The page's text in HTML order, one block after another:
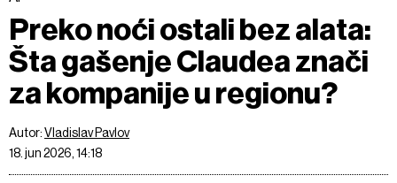
Preko noći ostali bez alata:
Šta gašenje Claudea znači
za kompanije u regionu?
Autor:Vladislav Pavlov
18. jun 2026, 14:18